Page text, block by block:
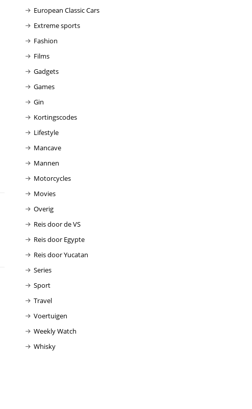
European Classic Cars
Extreme sports
Fashion
Films
Gadgets
Games
Gin
Kortingscodes
Lifestyle
Mancave
Mannen
Motorcycles
Movies
Overig
Reis door de VS
Reis door Egypte
Reis door Yucatan
Series
Sport
Travel
Voertuigen
Weekly Watch
Whisky